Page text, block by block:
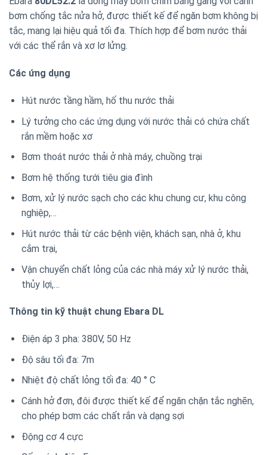
bơm chống tắc nửa hở, được thiết kế để ngăn bơm không bị
tắc, mang lại hiệu quả tối đa. Thích hợp để bơm nước thải
với các thể rắn và xơ lơ lửng.
Các ứng dụng
Hút nước tầng hầm, hố thu nước thải
Lý tưởng cho các ứng dụng với nước thải có chứa chất
rắn mềm hoặc xơ
Bơm thoát nước thải ở nhà máy, chuồng trại
Bơm hệ thống tưới tiêu gia đình
Bơm, xử lý nước sạch cho các khu chung cư, khu công
nghiệp,…
Hút nước thải từ các bệnh viện, khách sạn, nhà ở, khu
cắm trại,
Vận chuyển chất lỏng của các nhà máy xử lý nước thải,
thủy lợi,…
Thông tin kỹ thuật chung Ebara DL
Điện áp 3 pha: 380V, 50 Hz
Độ sâu tối đa: 7m
Nhiệt độ chất lỏng tối đa: 40 ° C
Cánh hở đơn, đôi được thiết kế để ngăn chặn tắc nghẽn,
cho phép bơm các chất rắn và dạng sợi
Động cơ 4 cực